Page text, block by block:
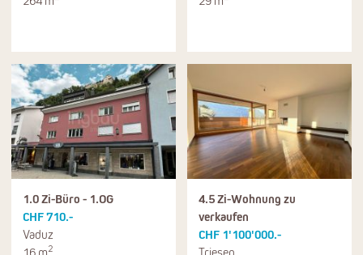
1.0 Zi-Büro - 1.OG
CHF 710.-
Vaduz
2
4.5 Zi-Wohnung zu
verkaufen
CHF 1'100'000.-